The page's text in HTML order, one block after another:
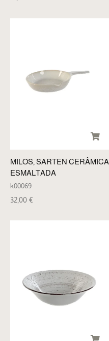
MILOS, SARTEN CERÂMICA
ESMALTADA
k00069
32,00 €